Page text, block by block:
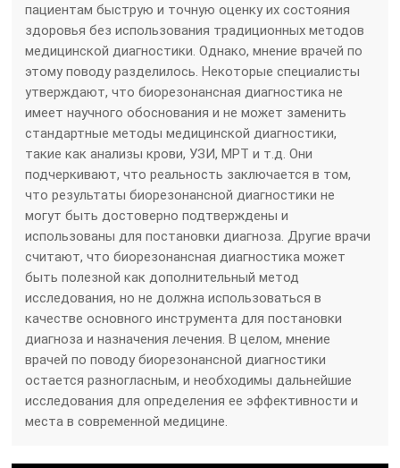
пациентам быструю и точную оценку их состояния
здоровья без использования традиционных методов
медицинской диагностики. Однако, мнение врачей по
этому поводу разделилось. Некоторые специалисты
утверждают, что биорезонансная диагностика не
имеет научного обоснования и не может заменить
стандартные методы медицинской диагностики,
такие как анализы крови, УЗИ, МРТ и т.д. Они
подчеркивают, что реальность заключается в том,
что результаты биорезонансной диагностики не
могут быть достоверно подтверждены и
использованы для постановки диагноза. Другие врачи
считают, что биорезонансная диагностика может
быть полезной как дополнительный метод
исследования, но не должна использоваться в
качестве основного инструмента для постановки
диагноза и назначения лечения. В целом, мнение
врачей по поводу биорезонансной диагностики
остается разногласным, и необходимы дальнейшие
исследования для определения ее эффективности и
места в современной медицине.